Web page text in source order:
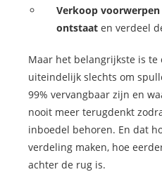
Verkoop
ontstaaten verdeel
Maar het belangrijkste is
uiteindelijk slechts om
99% vervangbaar zijn en
nooit meer terugdenkt
inboedel behoren. En dat
verdeling maken, hoe
achter de rug is.